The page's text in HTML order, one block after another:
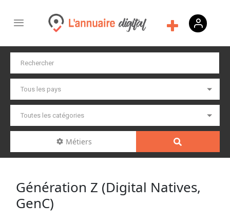
Métiers
Génération Z (Digital Natives,
GenC)